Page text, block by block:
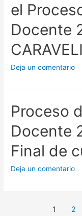
el
Docente
CARAVELI
Deja un comentario
Proceso
Docente
Final de
Deja un comentario
1 2